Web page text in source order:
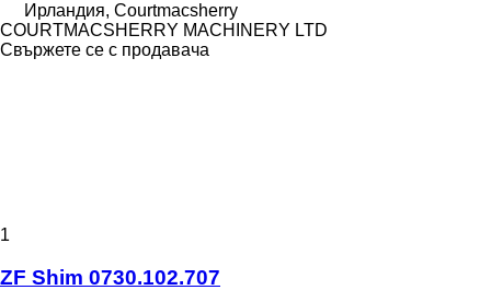
Ирландия, Courtmacsherry
COURTMACSHERRY MACHINERY LTD
Свържете се с продавача
1
ZF Shim 0730.102.707